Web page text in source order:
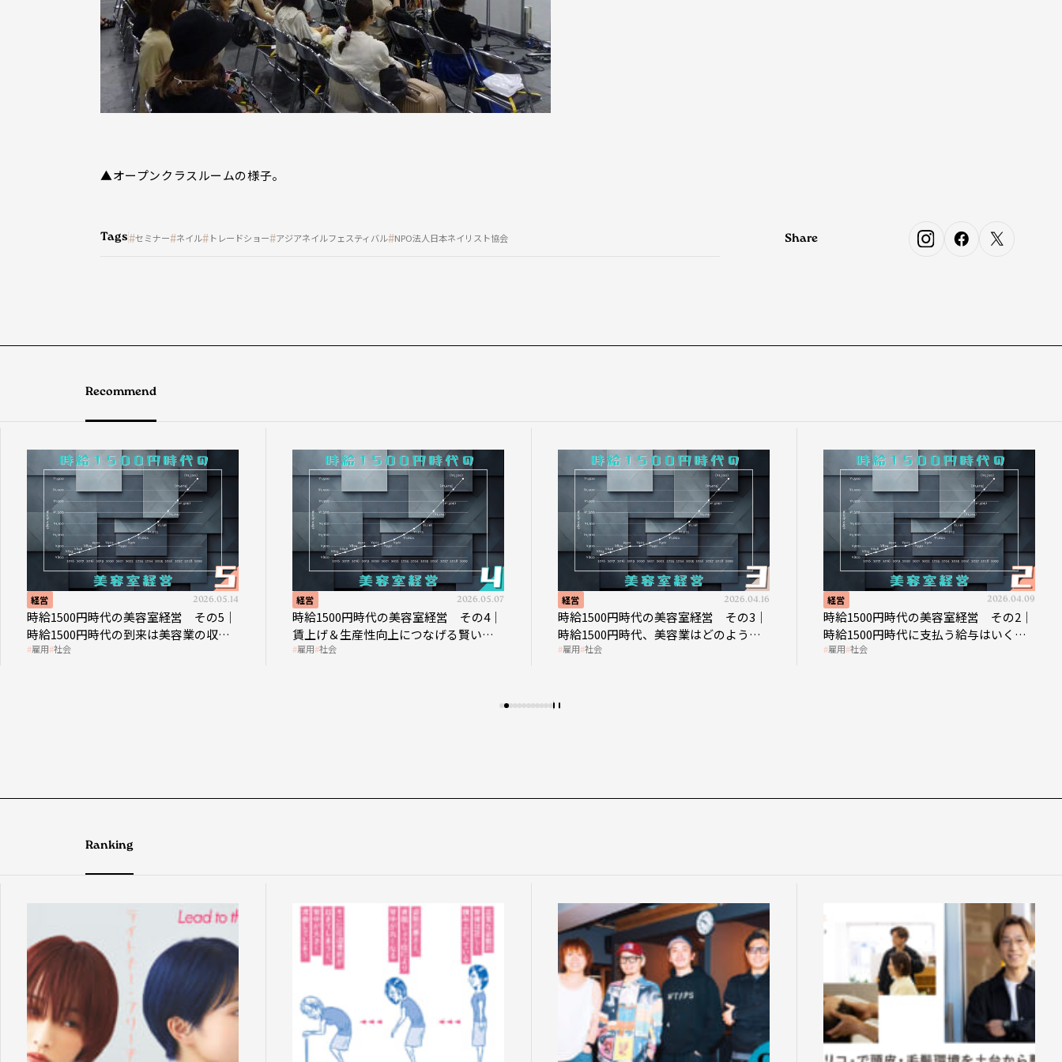
▲オープンクラスルームの様子。
Tags セミナー ネイル トレードショー アジアネイルフェスティバル NPO法人日本ネイリスト協会 Share
Recommend
2026.05.14
時給1500円時代の美容室経営 その5｜
時給1500円時代の到来は美容業の収益
構造を見直す契機
雇用 社会
2026.05.07
時給1500円時代の美容室経営 その4｜
賃上げ＆生産性向上につなげる賢い助
成金活用
雇用 社会
2026.04.16
時給1500円時代の美容室経営 その3｜
時給1500円時代、美容業はどのような
影響を受けるのか？
雇用 社会
2026.04.09
時給1500円時代の美容室経営 その2｜
時給1500円時代に支払う給与はいくら
なのか
雇用 社会
Ranking